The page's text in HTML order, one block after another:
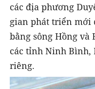
các địa phương
gian phát triển mới
bằng sông Hồng và
các tỉnh Ninh Bình,
riêng.